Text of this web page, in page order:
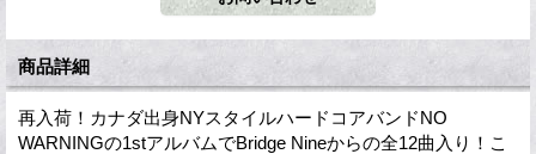
商品詳細
再入荷！カナダ出身NYスタイルハードコアバンドNO
WARNINGの1stアルバムでBridge Nineからの全12曲入り！こ